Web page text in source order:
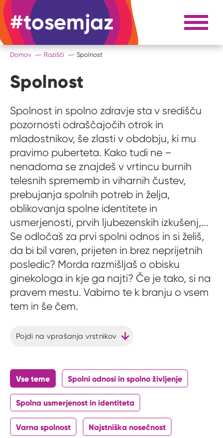
#tosemjaz #to sem jaz Razpri
Domov Razišči Spolnost
Spolnost
Spolnost in spolno zdravje sta v središču
pozornosti odraščajočih otrok in
mladostnikov, še zlasti v obdobju, ki mu
pravimo puberteta. Kako tudi ne –
nenadoma se znajdeš v vrtincu burnih
telesnih sprememb in viharnih čustev,
prebujanja spolnih potreb in želja,
oblikovanja spolne identitete in
usmerjenosti, prvih ljubezenskih izkušenj,...
Se odločaš za prvi spolni odnos in si želiš,
da bi bil varen, prijeten in brez neprijetnih
posledic? Morda razmišljaš o obisku
ginekologa in kje ga najti? Če je tako, si na
pravem mestu. Vabimo te k branju o vsem
tem in še čem.
Pojdi na vprašanja vrstnikov
Vse teme Spolni odnosi in spolno življenje
Spolna usmerjenost in identiteta
Varna spolnost Najstniška nosečnost